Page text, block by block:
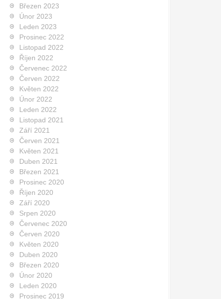
Březen 2023
Únor 2023
Leden 2023
Prosinec 2022
Listopad 2022
Říjen 2022
Červenec 2022
Červen 2022
Květen 2022
Únor 2022
Leden 2022
Listopad 2021
Září 2021
Červen 2021
Květen 2021
Duben 2021
Březen 2021
Prosinec 2020
Říjen 2020
Září 2020
Srpen 2020
Červenec 2020
Červen 2020
Květen 2020
Duben 2020
Březen 2020
Únor 2020
Leden 2020
Prosinec 2019